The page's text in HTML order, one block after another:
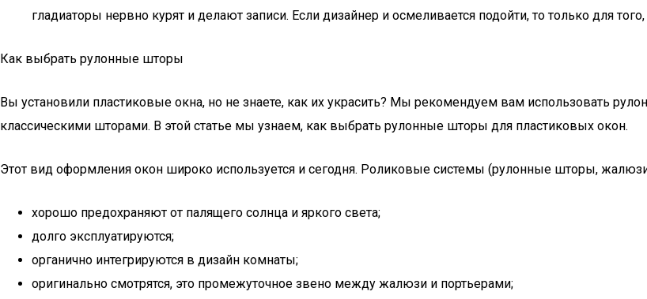
гладиаторы нервно курят и делают записи. Если дизайнер и осмеливается подойти, то только для
Как выбрать рулонные шторы
Вы установили пластиковые окна, но не знаете, как их украсить? Мы рекомендуем вам использовать
классическими шторами. В этой статье мы узнаем, как выбрать рулонные шторы для пластиковых окон.
Этот вид оформления окон широко используется и сегодня. Роликовые системы (рулонные шторы,
хорошо предохраняют от палящего солнца и яркого света;
долго эксплуатируются;
органично интегрируются в дизайн комнаты;
оригинально смотрятся, это промежуточное звено между жалюзи и портьерами;